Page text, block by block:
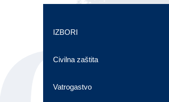
IZBORI
Civilna zaštita
Vatrogastvo